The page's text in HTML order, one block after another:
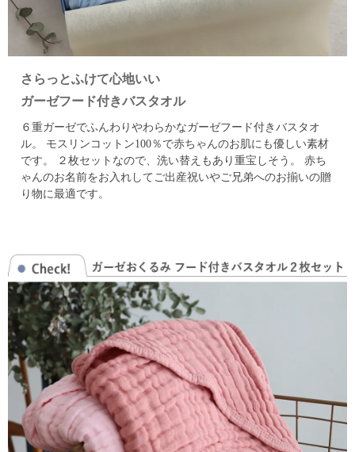
さらっとふけて心地いい
ガーゼフード付きバスタオル
６重ガーゼでふんわりやわらかなガーゼフード付きバスタオ
ル。
モスリンコットン100％で赤ちゃんのお肌にも優しい素材
です。
２枚セットなので、洗い替えもあり重宝しそう。
赤ち
ゃんのお名前をお入れしてご出産祝いやご兄弟へのお揃いの贈
り物に最適です。